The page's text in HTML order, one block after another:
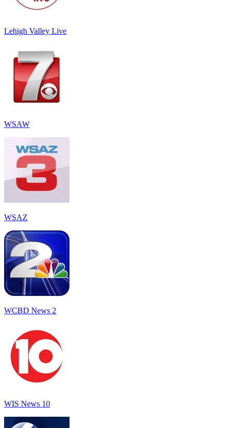
Lehigh Valley Live
WSAW
WSAZ
WCBD News 2
WIS News 10